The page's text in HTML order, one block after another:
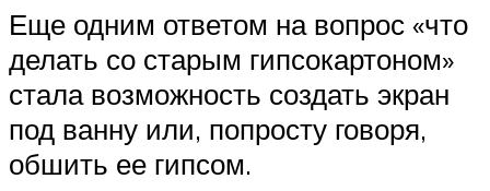
Еще одним ответом на вопрос «что
делать со старым гипсокартоном»
стала возможность создать экран
под ванну или, попросту говоря,
обшить ее гипсом.